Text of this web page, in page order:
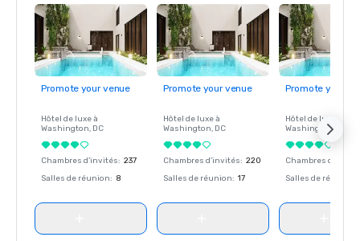
Promote your venue
Hôtel de luxe à
Washington, DC
Chambres d'invités: 237
Salles de réunion: 8
Promote your venue
Hôtel de luxe à
Washington, DC
Chambres d'invités: 220
Salles de réunion: 17
Promote your
Hôtel de luxe à
Washington
Chambres
Salles de réunion